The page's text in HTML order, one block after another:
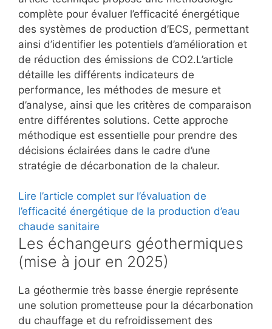
complète pour évaluer l’efficacité énergétique
des systèmes de production d’ECS, permettant
ainsi d’identifier les potentiels d’amélioration et
de réduction des émissions de CO2.L’article
détaille les différents indicateurs de
performance, les méthodes de mesure et
d’analyse, ainsi que les critères de comparaison
entre différentes solutions. Cette approche
méthodique est essentielle pour prendre des
décisions éclairées dans le cadre d’une
stratégie de décarbonation de la chaleur.
Lire l’article complet sur l’évaluation de
l’efficacité énergétique de la production d’eau
chaude sanitaire
Les échangeurs géothermiques
(mise à jour en 2025)
La géothermie très basse énergie représente
une solution prometteuse pour la décarbonation
du chauffage et du refroidissement des